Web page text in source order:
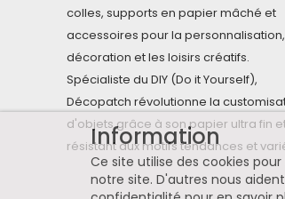
colles, supports en papier mâché et
accessoires pour la
décoration et les loisirs créatifs.
Spécialiste du DIY (Do it Yourself),
Décopatch révolutionne la
d'objets grâce à son papier ultra fin
résistant aux motifs tendances et
Information
Ce site utilise des cookies
notre site. D'autres nous